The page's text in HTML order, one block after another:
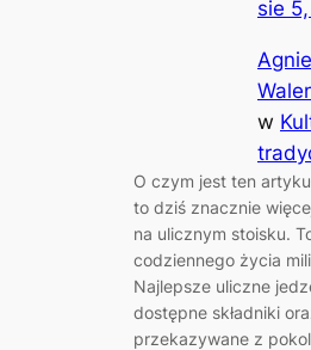
sie
w
O czym jest ten
to dziś znacznie
na ulicznym stoisku.
codziennego życia
Najlepsze uliczne
dostępne składniki
przekazywane z